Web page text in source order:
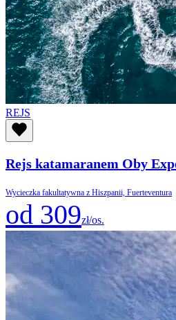
REJS
Rejs katamaranem Oby
Wycieczka fakultatywna z Hiszpanii, Fuerteventura
od 309zł/os.